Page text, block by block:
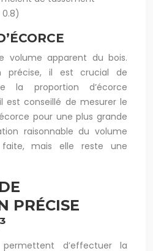
0.8)
volume apparent du bois.
précise, il est crucial de
la proportion d’écorce
est conseillé de mesurer le
pour une plus grande
raisonnable du volume
mais elle reste une
PRÉCISE
permettent d’effectuer la